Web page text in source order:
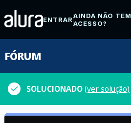
ENTRARAINDA NÃO TEM
ACESSO?
FÓRUM
SOLUCIONADO(ver solução)